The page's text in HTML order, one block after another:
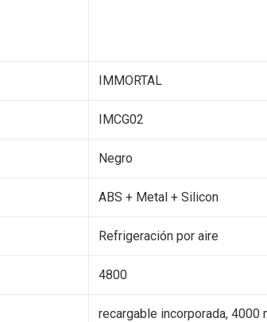
IMMORTAL
IMCG02
Negro
ABS + Metal + Silicon
Refrigeración por aire
4800
recargable incorporada, 4000